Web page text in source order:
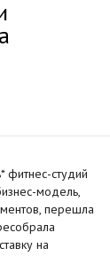
фитнес-студий
модель,
перешла
на